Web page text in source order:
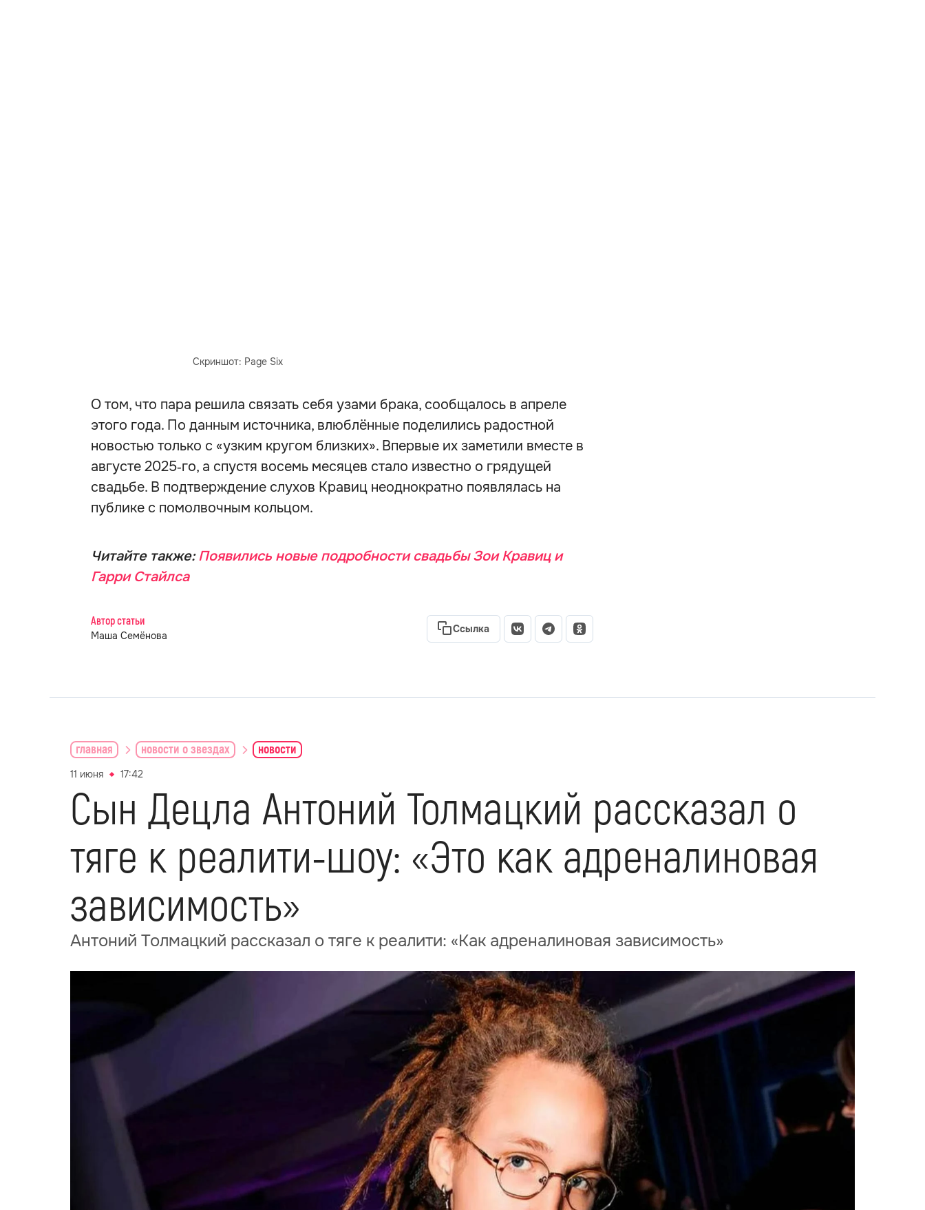
Скриншот: Page Six
О том, что пара решила связать себя узами брака, сообщалось в апреле
этого года. По данным источника, влюблённые поделились радостной
новостью только с «узким кругом близких». Впервые их заметили вместе в
августе 2025‑го, а спустя восемь месяцев стало известно о грядущей
свадьбе. В подтверждение слухов Кравиц неоднократно появлялась на
публике с помолвочным кольцом.
Читайте также:Появились новые подробности свадьбы Зои Кравиц и
Гарри Стайлса
Автор статьи
Маша Семёнова
Ссылка
главная новости о звездах новости
11 июня 17:42
Сын Децла Антоний Толмацкий рассказал о
тяге к реалити-шоу: «Это как адреналиновая
зависимость»
Антоний Толмацкий рассказал о тяге к реалити: «Как адреналиновая зависимость»